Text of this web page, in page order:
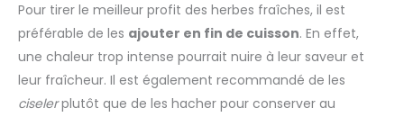
Pour tirer le meilleur profit des herbes fraîches, il est
préférable de les ajouter en fin de cuisson. En effet,
une chaleur trop intense pourrait nuire à leur saveur et
leur fraîcheur. Il est également recommandé de les
ciselerplutôt que de les hacher pour conserver au